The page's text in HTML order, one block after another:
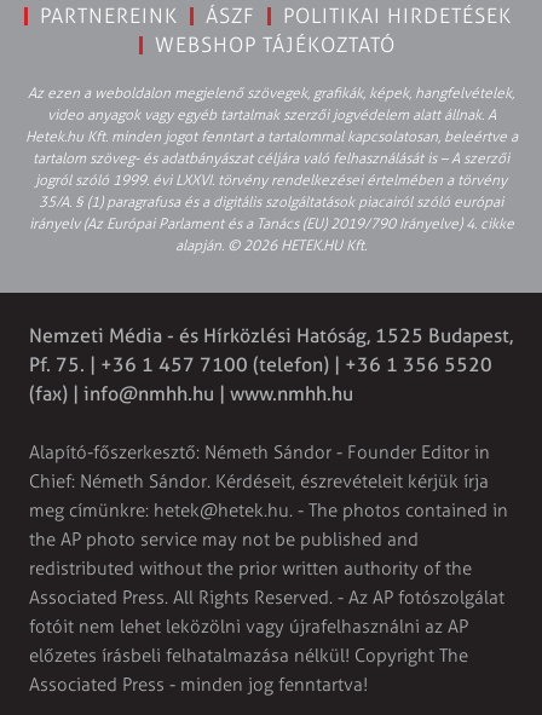
PARTNEREINK
ÁSZF
POLITIKAI HIRDETÉSEK
WEBSHOP TÁJÉKOZTATÓ
Az ezen a weboldalon megjelenő szövegek, grafikák, képek, hangfelvételek,
video anyagok vagy egyéb tartalmak szerzői jogvédelem alatt állnak. A
Hetek.hu Kft. minden jogot fenntart a tartalommal kapcsolatosan, beleértve a
tartalom szöveg- és adatbányászat céljára való felhasználását is – A szerzői
jogról szóló 1999. évi LXXVI. törvény rendelkezései értelmében a törvény
35/A. § (1) paragrafusa és a digitális szolgáltatások piacairól szóló európai
irányelv (Az Európai Parlament és a Tanács (EU) 2019/790 Irányelve) 4. cikke
alapján. © 2026 HETEK.HU Kft.
Nemzeti Média - és Hírközlési Hatóság, 1525 Budapest,
Pf. 75. | +36 1 457 7100 (telefon) | +36 1 356 5520
(fax) | info@nmhh.hu | www.nmhh.hu
Alapító-főszerkesztő: Németh Sándor - Founder Editor in
Chief: Németh Sándor. Kérdéseit, észrevételeit kérjük írja
meg címünkre: hetek@hetek.hu. - The photos contained in
the AP photo service may not be published and
redistributed without the prior written authority of the
Associated Press. All Rights Reserved. - Az AP fotószolgálat
fotóit nem lehet leközölni vagy újrafelhasználni az AP
előzetes írásbeli felhatalmazása nélkül! Copyright The
Associated Press - minden jog fenntartva!